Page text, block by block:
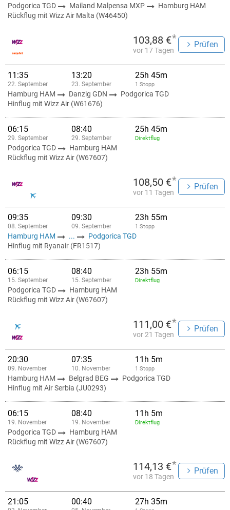
Podgorica TGD Mailand Malpensa MXP
Hamburg HAM
Rückflug mit Wizz Air Malta (W46450)
103,88 €*
vor 17 Tagen
Prüfen
11:35
22. September
13:20
23. September
25h 45m
1 Stopp
Hamburg HAM Danzig GDN
Podgorica TGD
Hinflug mit Wizz Air (W61676)
06:15
29. September
08:40
29. September
25h 45m
Direktflug
Podgorica TGD
Hamburg HAM
Rückflug mit Wizz Air (W67607)
108,50 €*
vor 11 Tagen
Prüfen
09:35
08. September
09:30
09. September
23h 55m
1 Stopp
Hamburg HAM ...
Podgorica TGD
Hinflug mit Ryanair (FR1517)
06:15
15. September
08:40
15. September
23h 55m
Direktflug
Podgorica TGD
Hamburg HAM
Rückflug mit Wizz Air (W67607)
111,00 €*
vor 21 Tagen
Prüfen
20:30
09. November
07:35
10. November
11h 5m
1 Stopp
Hamburg HAM Belgrad BEG
Podgorica TGD
Hinflug mit Air Serbia (JU0293)
06:15
19. November
08:40
19. November
11h 5m
Direktflug
Podgorica TGD
Hamburg HAM
Rückflug mit Wizz Air (W67607)
114,13 €*
vor 18 Tagen
Prüfen
21:05 00:40 27h 35m